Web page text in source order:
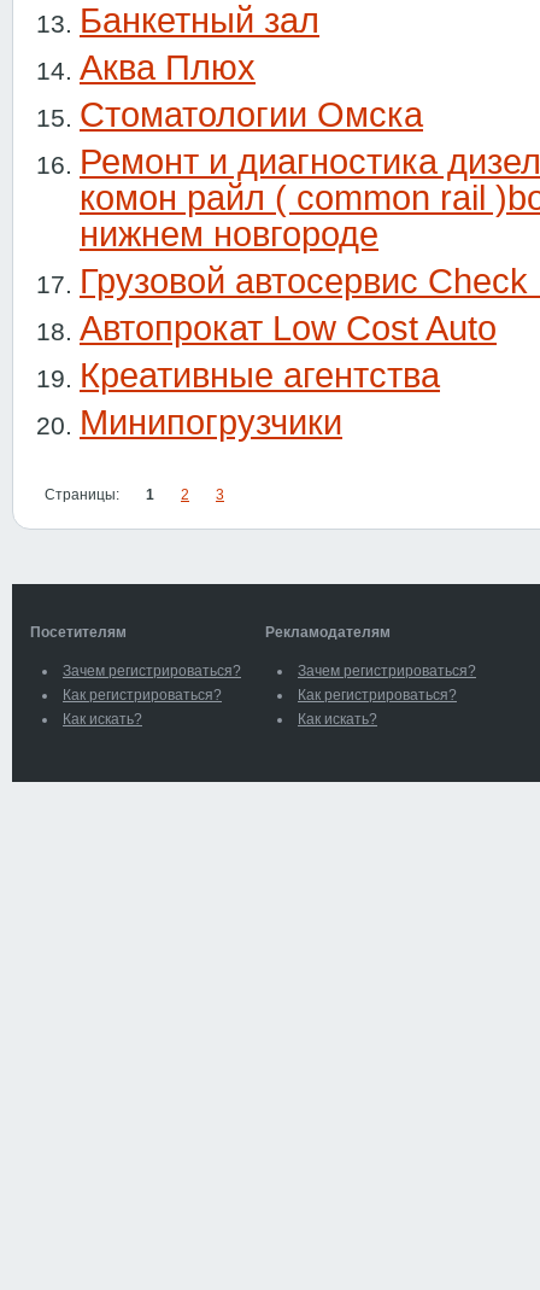
Банкетный зал
Аква Плюх
Стоматологии Омска
Ремонт и диагностика
комон райл ( common rail
нижнем новгороде
Грузовой автосервис
Автопрокат Low Cost Auto
Креативные агентства
Минипогрузчики
Страницы: 1 2 3
Посетителям
Зачем регистрироваться?
Как регистрироваться?
Как искать?
Рекламодателям
Зачем регистрироваться?
Как регистрироваться?
Как искать?